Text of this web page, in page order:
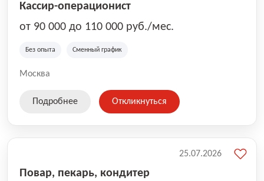
Кассир-операционист
от 90 000 до 110 000 руб./мес.
Без опыта Сменный график
Москва
Подробнее Откликнуться
Повар, пекарь, кондитер
25.07.2026